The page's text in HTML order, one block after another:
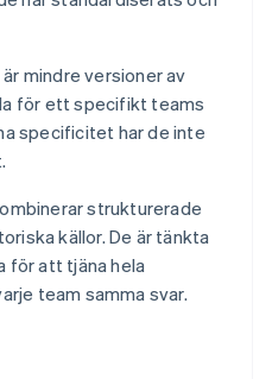
mindre versioner av
för ett specifikt teams
specificitet har de inte
strukturerade
källor. De är tänkta
för att tjäna hela
team samma svar.